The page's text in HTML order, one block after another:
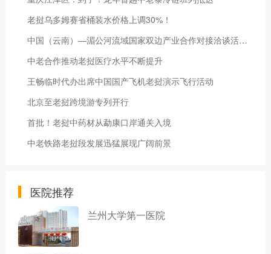
老挝乌多姆赛省桶装水价格上调30%！
中国（云南）—湄公河流域国家双边产业合作对接洽谈活动举办
中老合作推动老挝医疗水平不断提升
王畅临时代办出席中国国产飞机老挝演示飞行活动
北京至老挝跨境游专列开行
首批！老挝中药材从勐康口岸通关入境
中老铁路老挝段发展迅猛展现广阔前景
医院推荐
兰州大学第一医院